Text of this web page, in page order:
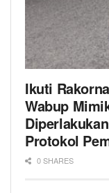
Ikuti
Wabup
Protokol
0 SHARES